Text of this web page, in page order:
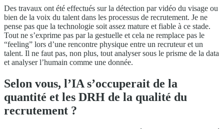
Des travaux ont été effectués sur la détection par vidéo du visage ou
bien de la voix du talent dans les processus de recrutement. Je ne
pense pas que la technologie soit assez mature et fiable à ce stade.
Tout ne s’exprime pas par la gestuelle et cela ne remplace pas le
“feeling” lors d’une rencontre physique entre un recruteur et un
talent. Il ne faut pas, non plus, tout analyser sous le prisme de la data
et analyser l’humain comme une donnée.
Selon vous, l’IA s’occuperait de la
quantité et les DRH de la qualité du
recrutement ?